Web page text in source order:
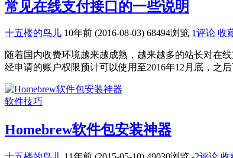
常见在线支付接口的一些说明
十五楼的鸟儿 10年前 (2016-08-03) 68494浏览 1评论 收
随着国内收费环境越来越成熟，越来越多的站长对在
经申请的账户权限预计可以使用至2016年12月底，之
软件技巧
Homebrew软件包安装神器